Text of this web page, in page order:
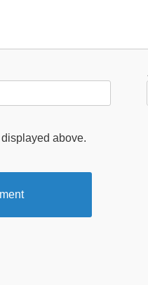
above.